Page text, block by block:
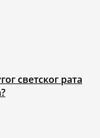
светског рата